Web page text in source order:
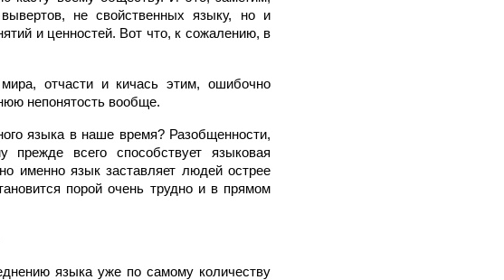
не свойственных языку, но и
и ценностей. Вот что, к сожалению, в
отчасти и кичась этим, ошибочно
непонятость вообще.
языка в наше время? Разобщенности,
всего способствует языковая
именно язык заставляет людей острее
порой очень трудно и в прямом
языка уже по самому количеству